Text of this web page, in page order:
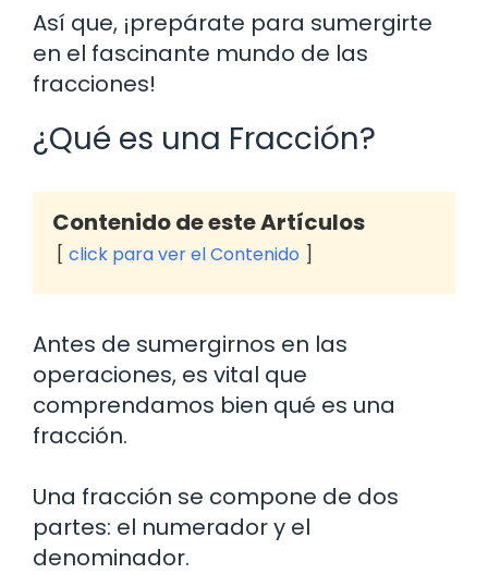
Así que, ¡prepárate para sumergirte
en el fascinante mundo de las
fracciones!
¿Qué es una Fracción?
Contenido de este Artículos
click para ver el Contenido
Antes de sumergirnos en las
operaciones, es vital que
comprendamos bien qué es una
fracción.
Una fracción se compone de dos
partes: el numerador y el
denominador.